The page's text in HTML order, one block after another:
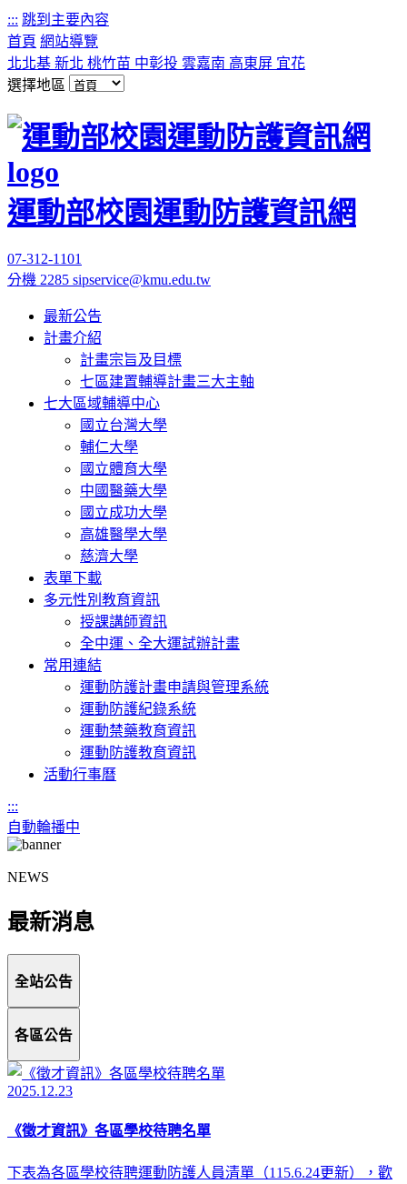
::: 跳到主要內容
首頁 網站導覽
北北基 新北 桃竹苗 中彰投 雲嘉南 高東屏 宜花
選擇地區
運動部校園運動防護資訊網
07-312-1101
分機 2285 sipservice@kmu.edu.tw
最新公告
計畫介紹
計畫宗旨及目標
七區建置輔導計畫三大主軸
七大區域輔導中心
國立台灣大學
輔仁大學
國立體育大學
中國醫藥大學
國立成功大學
高雄醫學大學
慈濟大學
表單下載
多元性別教育資訊
授課講師資訊
全中運、全大運試辦計畫
常用連結
運動防護計畫申請與管理系統
運動防護紀錄系統
運動禁藥教育資訊
運動防護教育資訊
活動行事曆
:::
自動輪播中
NEWS
最新消息
全站公告
各區公告
2025.12.23
《徵才資訊》各區學校待聘名單
下表為各區學校待聘運動防護人員清單（115.6.24更新），歡